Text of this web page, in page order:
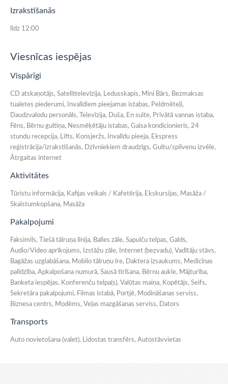
Izrakstīšanās
līdz 12:00
Viesnīcas iespējas
Vispārīgi
CD atskaņotājs, Satelīttelevīzija, Ledusskapis, Mini Bārs, Bezmaksas
tualetes piederumi, Invalīdiem pieejamas istabas, Peldmēteļi,
Daudzvalodu personāls, Televīzija, Duša, En suite, Privātā vannas istaba,
Fēns, Bērnu gultiņa, Nesmēķētāju istabas, Gaisa kondicionieris, 24
stundu recepcija, Lifts, Konsjeržs, Invalīdu pieeja, Ekspress
reģistrācija/izrakstīšanās, Dzīvniekiem draudzīgs, Gultu/spilvenu izvēle,
Ātrgaitas internet
Aktivitātes
Tūristu informācija, Kafijas veikals / Kafetērija, Ekskursijas, Masāža /
Skaistumkopšana, Masāža
Pakalpojumi
Faksimils, Tiešā tālruņa līnija, Balles zāle, Sapulču telpas, Galds,
Audio/Video aprīkojums, Izstāžu zāle, Internet (bezvadu), Vadītāju stāvs,
Bagāžas uzglabāšana, Mobilo tālruņu īre, Daktera izsaukums, Medicīnas
palīdzība, Apkalpošana numurā, Sausā tīrīšana, Bērnu aukle, Mājturība,
Banketa iespējas, Konferenču telpa(s), Valūtas maiņa, Kopētājs, Seifs,
Sekretāra pakalpojumi, Filmas istabā, Portjē, Modināšanas serviss,
Biznesa centrs, Modēms, Veļas mazgāšanas serviss, Dators
Transports
Auto novietošana (valet), Lidostas transfērs, Autostāvvietas